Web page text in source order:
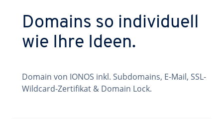
Domains so individuell
wie Ihre Ideen.
Domain von IONOS inkl. Subdomains, E-Mail, SSL-
Wildcard-Zertifikat & Domain Lock.